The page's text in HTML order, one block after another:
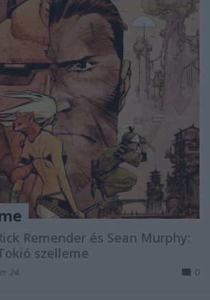
Remender és Sean Murphy:
szelleme
24. 0